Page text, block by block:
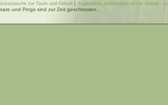
zur Taufe und Geburt Augenblick , Glückwünsche zur Geburt -
und Pings sind zur Zeit geschlossen.